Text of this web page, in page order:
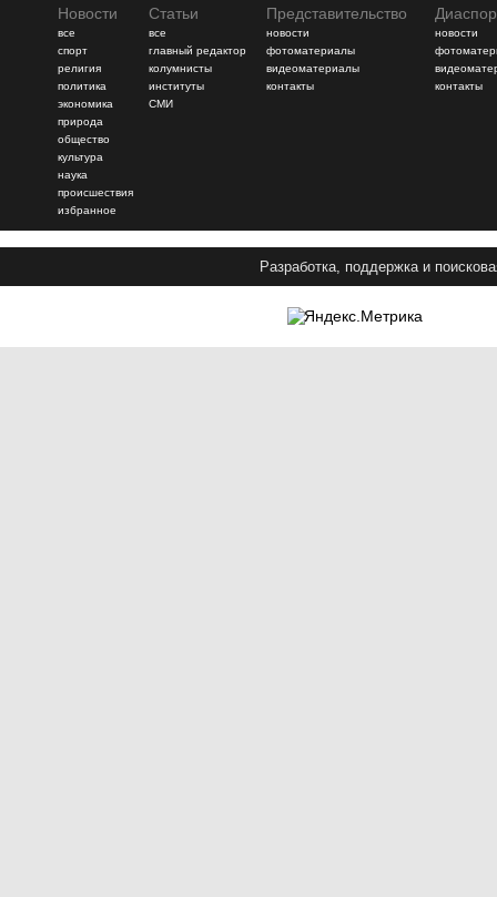
Новости
все
спорт
религия
политика
экономика
природа
общество
культура
наука
происшествия
избранное
Статьи
все
главный редактор
колумнисты
институты
СМИ
Представительство
новости
фотоматериалы
видеоматериалы
контакты
новости
контакты
Разработка, поддержка и